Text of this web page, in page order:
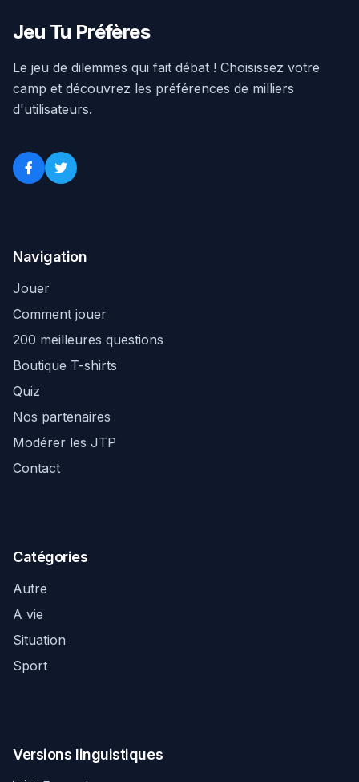
Jeu Tu Préfères
Le jeu de dilemmes qui fait débat ! Choisissez votre
camp et découvrez les préférences de milliers
d'utilisateurs.
Navigation
Jouer
Comment jouer
200 meilleures questions
Boutique T-shirts
Quiz
Nos partenaires
Modérer les JTP
Contact
Catégories
Autre
A vie
Situation
Sport
Versions linguistiques